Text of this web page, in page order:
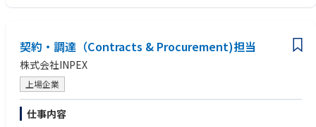
国内外の石油・ガス（Oil & Gas）の探鉱・開発・生産、再生可能エネルギ
ー、水素・アンモニア等の新エネルギーをはじめとした新分野の事業化推
進において必要とされる各種設備、資機材、工事（含EPCプロジェク
ト）、サービス等の契約・調達、サプライチェーン、保険手配を担ってい
ます。
契約・調達（Contracts & Procurement)担当
株式会社INPEX
上場企業
仕事内容